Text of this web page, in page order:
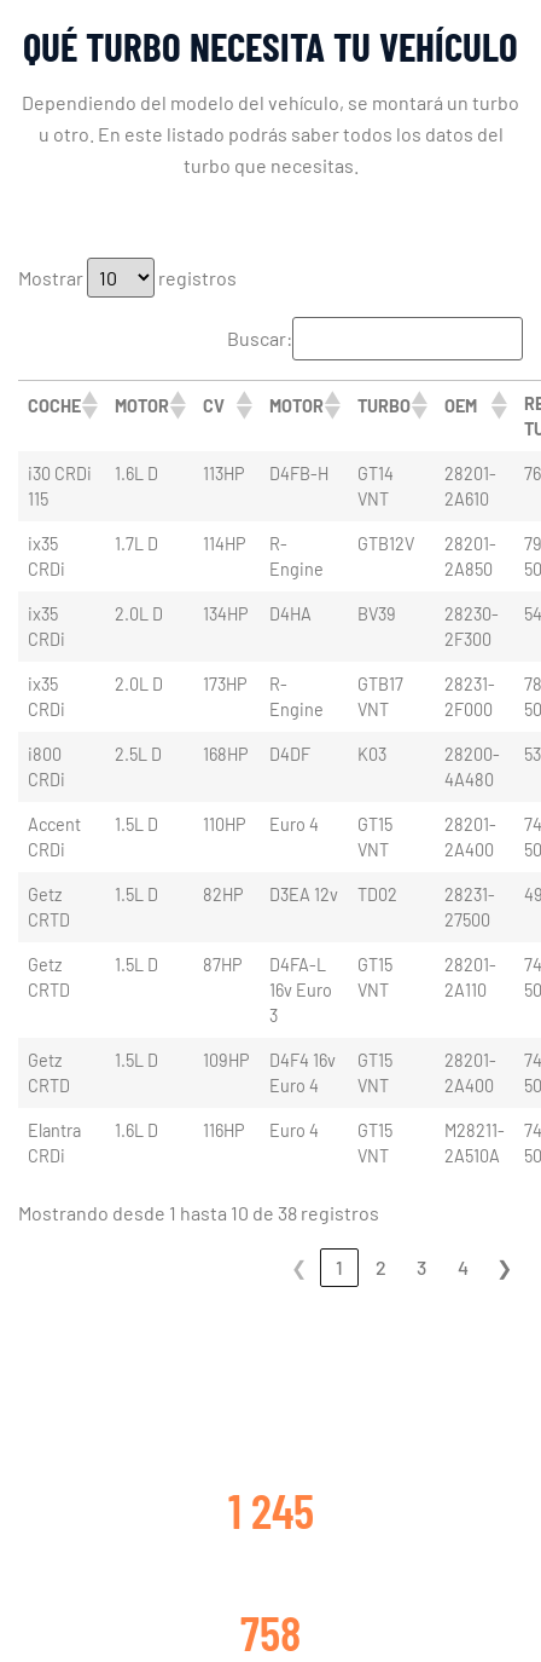
QUÉ TURBO NECESITA TU VEHÍCULO
Dependiendo del modelo del vehículo, se montará un turbo
u otro. En este listado podrás saber todos los datos del
turbo que necesitas.
Mostrar registros
Buscar:
COCHE MOTOR CV MOTOR TURBO OEM
i30 CRDi
115
1.6L D 113HP D4FB-H
GT14
VNT
28201-
2A610
ix35
CRDi
1.7L D 114HP
R-
Engine
GTB12V
28201-
2A850
ix35
CRDi
2.0L D 134HP D4HA BV39
28230-
2F300
ix35
CRDi
2.0L D 173HP
R-
Engine
GTB17
VNT
28231-
2F000
i800
CRDi
2.5L D 168HP D4DF K03
28200-
4A480
Accent
CRDi
1.5L D 110HP Euro 4
GT15
VNT
28201-
2A400
Getz
CRTD
1.5L D 82HP D3EA 12v TD02
28231-
27500
Getz
CRTD
1.5L D 87HP
D4FA-L
16v Euro
3
GT15
VNT
28201-
2A110
Getz
CRTD
1.5L D 109HP
D4F4 16v
Euro 4
GT15
VNT
28201-
2A400
Elantra
CRDi
1.6L D 116HP Euro 4
GT15
VNT
M28211-
2A510A
Mostrando desde 1 hasta 10 de 38 registros
❮ 1 2 3 4 ❯
1 245
758